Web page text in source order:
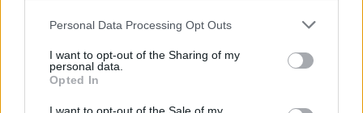
Personal Data Processing Opt Outs
I want to opt-out of the Sharing of my
personal data.
Opted In